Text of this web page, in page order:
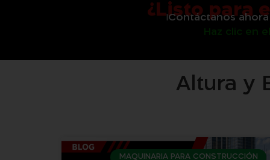
¿Listo para
¡ Contáctanos ahora
Haz clic en
Altura y
MAQUINARIA PARA CONSTRUCCIÓN